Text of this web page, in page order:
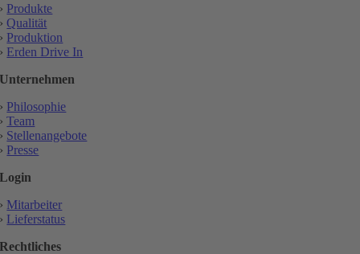
› Produkte
›Qualität
› Produktion
› Erden Drive In
Unternehmen
› Philosophie
›Team
› Stellenangebote
› Presse
Login
› Mitarbeiter
› Lieferstatus
Rechtliches